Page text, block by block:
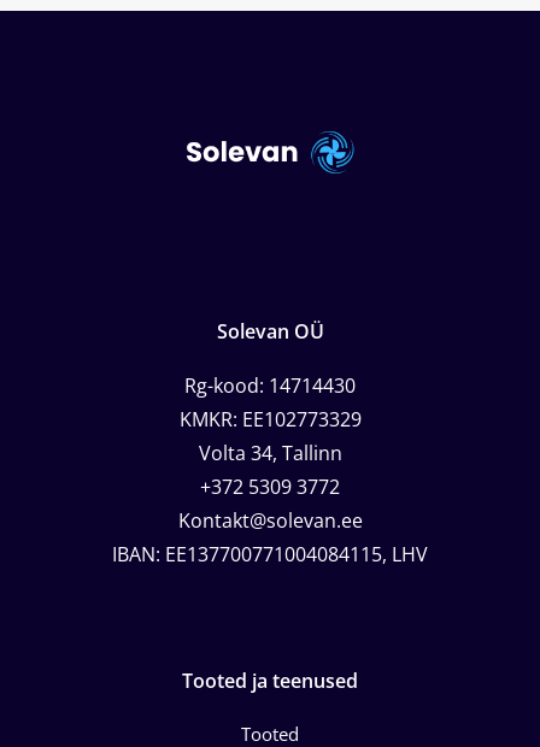
Solevan OÜ
Rg-kood: 14714430
KMKR: EE102773329
Volta 34, Tallinn
+372 5309 3772
Kontakt@solevan.ee
IBAN: EE137700771004084115, LHV
Tooted ja teenused
Tooted